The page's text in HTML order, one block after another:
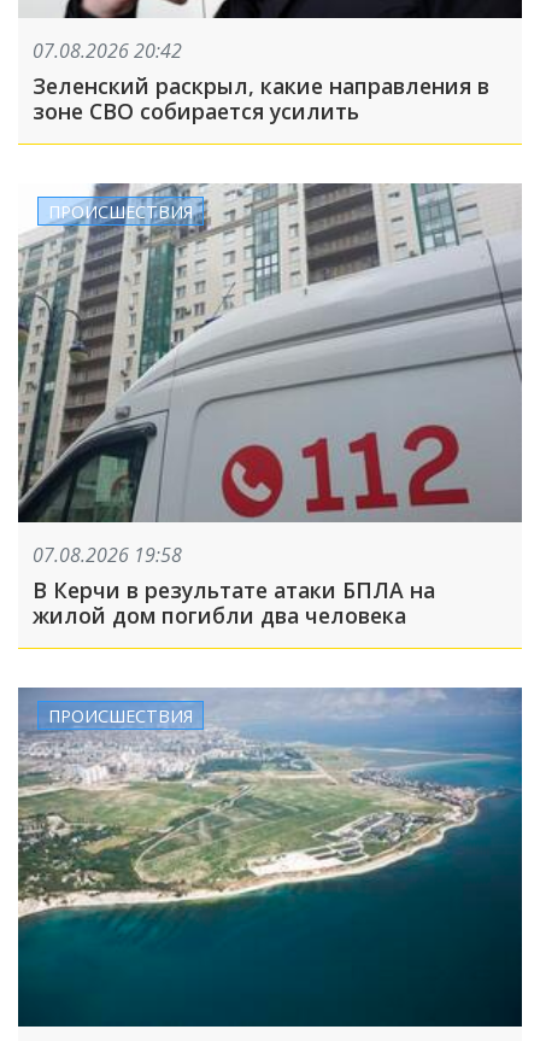
07.08.2026 20:42
Зеленский раскрыл, какие направления в
зоне СВО собирается усилить
ПРОИСШЕСТВИЯ
07.08.2026 19:58
В Керчи в результате атаки БПЛА на
жилой дом погибли два человека
ПРОИСШЕСТВИЯ